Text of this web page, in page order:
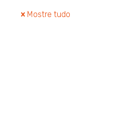
Mostre tudo